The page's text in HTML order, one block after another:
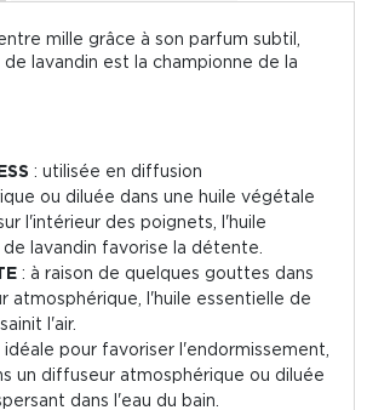
mille grâce à son parfum subtil,
de lavandin est la championne de la
: utilisée en diffusion
ou diluée dans une huile végétale
l'intérieur des poignets, l'huile
lavandin favorise la détente.
: à raison de quelques gouttes dans
atmosphérique, l'huile essentielle de
l'air.
idéale pour favoriser l'endormissement,
un diffuseur atmosphérique ou diluée
dans l'eau du bain.